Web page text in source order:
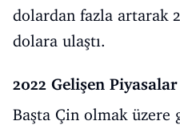
dolardan fazla artarak
dolara ulaştı.
2022 Gelişen
Başta Çin olmak üzere